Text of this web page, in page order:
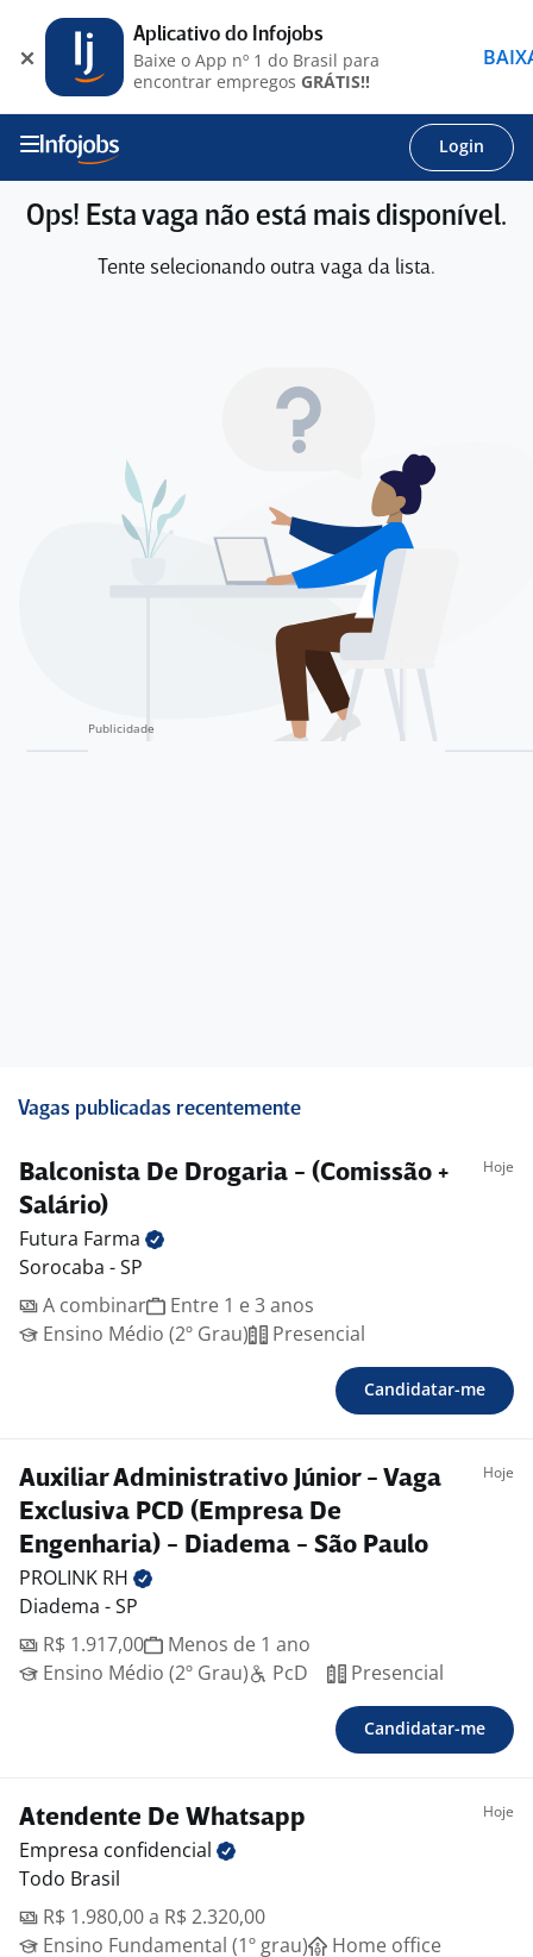
Login
Ops! Esta vaga não está mais disponível.
Tente selecionando outra vaga da lista.
Vagas publicadas recentemente
Balconista De Drogaria - (Comissão +
Salário)
Hoje
Futura Farma
Sorocaba - SP
A combinar
Entre 1 e 3 anos
Ensino Médio (2º Grau)
Presencial
Candidatar-me
Auxiliar Administrativo Júnior - Vaga
Exclusiva PCD (Empresa De
Engenharia) - Diadema - São Paulo
Hoje
PROLINK RH
Diadema - SP
R$ 1.917,00
Menos de 1 ano
Ensino Médio (2º Grau)
PcD Presencial
Candidatar-me
Atendente De Whatsapp Hoje
Empresa confidencial
Todo Brasil
R$ 1.980,00 a R$ 2.320,00
Ensino Fundamental (1º grau)
Home office
Aplicativo do Infojobs
Baixe o App nº 1 do Brasil para
encontrar empregos GRÁTIS!!